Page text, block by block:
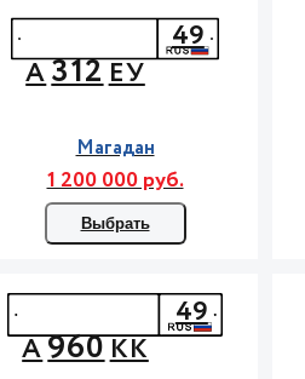
А312ЕУ
49
Магадан
1 200 000 руб.
Выбрать
А960КК
49